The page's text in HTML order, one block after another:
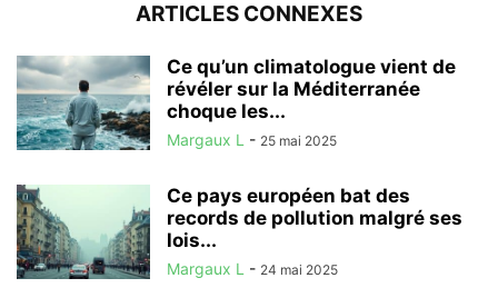
ARTICLES CONNEXES
Ce qu’un climatologue vient de
révéler sur la Méditerranée
choque les...
Margaux L - 25 mai 2025
Ce pays européen bat des
records de pollution malgré ses
lois...
Margaux L - 24 mai 2025